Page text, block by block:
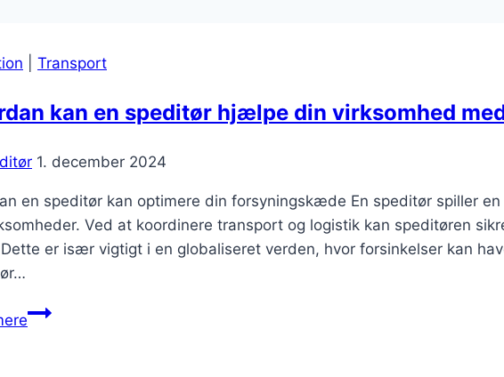
Transport
kan en speditør hjælpe din virksomhed
1. december 2024
en speditør kan optimere din forsyningskæde En speditør spiller
Ved at koordinere transport og logistik kan speditøren
er især vigtigt i en globaliseret verden, hvor forsinkelser kan
Hvordan